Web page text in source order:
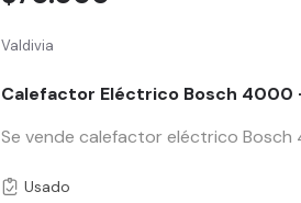
Valdivia
Calefactor Eléctrico Bosch 4000
Se vende calefactor eléctrico
Usado